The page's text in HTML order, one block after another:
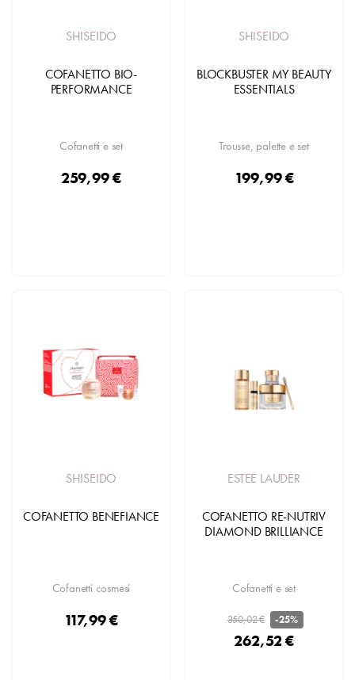
SHISEIDO
COFANETTO BIO-
PERFORMANCE
Cofanetti e set
259,99 €
SHISEIDO
BLOCKBUSTER MY BEAUTY
ESSENTIALS
Trousse, palette e set
199,99 €
SHISEIDO
COFANETTO BENEFIANCE
Cofanetti cosmesi
117,99 €
ESTEE LAUDER
COFANETTO RE-NUTRIV
DIAMOND BRILLIANCE
Cofanetti e set
350,02 € -25%
262,52 €